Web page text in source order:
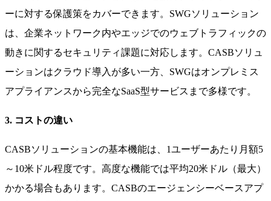
ーに対する保護策をカバーできます。SWGソリューション
は、企業ネットワーク内やエッジでのウェブトラフィックの
動きに関するセキュリティ課題に対応します。CASBソリュ
ーションはクラウド導入が多い一方、SWGはオンプレミス
アプライアンスから完全なSaaS型サービスまで多様です。
3. コストの違い
CASBソリューションの基本機能は、1ユーザーあたり月額5
～10米ドル程度です。高度な機能では平均20米ドル（最大）
かかる場合もあります。CASBのエージェンシーベースアプ